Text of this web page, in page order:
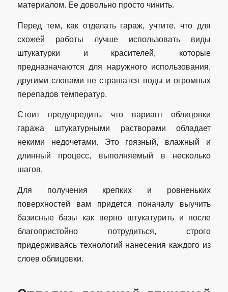
материалом. Ее довольно просто чинить.
Перед тем, как отделать гараж, учтите, что для
схожей работы лучше использовать виды
штукатурки и красителей, которые
предназначаются для наружного использования,
другими словами не страшатся воды и огромных
перепадов температур.
Стоит предупредить, что вариант облицовки
гаража штукатурными растворами обладает
некими недочетами. Это грязный, влажный и
длинный процесс, выполняемый в несколько
шагов.
Для получения крепких и ровненьких
поверхностей вам придется поначалу выучить
базисные базы как верно штукатурить и после
благопристойно потрудиться, строго
придерживаясь технологий нанесения каждого из
слоев облицовки.